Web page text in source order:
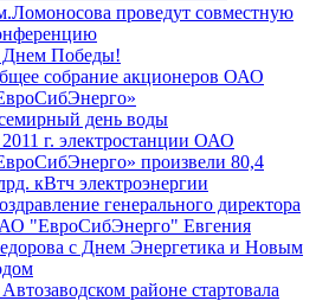
проведут совместную
Победы!
собрание акционеров ОАО
день воды
г. электростанции ОАО
произвели 80,4
кВтч электроэнергии
генерального директора
"ЕвроСибЭнерго" Евгения
с Днем Энергетика и Новым
районе стартовала